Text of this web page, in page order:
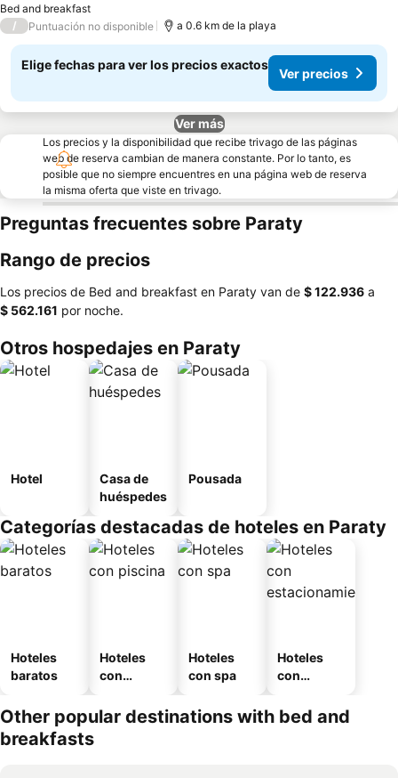
Bed and breakfast
/ Puntuación no disponible a 0.6 km de la playa
Elige fechas para ver los precios exactos
Ver precios
Ver más
Los precios y la disponibilidad que recibe trivago de las páginas
web de reserva cambian de manera constante. Por lo tanto, es
posible que no siempre encuentres en una página web de reserva
la misma oferta que viste en trivago.
Preguntas frecuentes sobre Paraty
Rango de precios
Los precios de Bed and breakfast en Paraty van de ‎$ 122.936 a
‎$ 562.161 por noche.
Otros hospedajes en Paraty
Hotel
Casa de
huéspedes
Pousada
Categorías destacadas de hoteles en Paraty
Hoteles
baratos
Hoteles
con
Hoteles
con spa
Hoteles
con
miento
Other popular destinations with bed and
breakfasts